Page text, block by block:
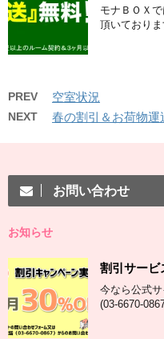
モナＢＯＸ
頂いており
PREV 空室状況
NEXT 春の割引＆お荷物運
お問い合わせ
お知らせ
割引サービ
今なら公式
(03-6670-